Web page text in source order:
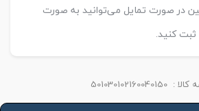
در صورت تمایل می‌توانید به صورت
ثبت کنید.
کالا : 501030102160040150